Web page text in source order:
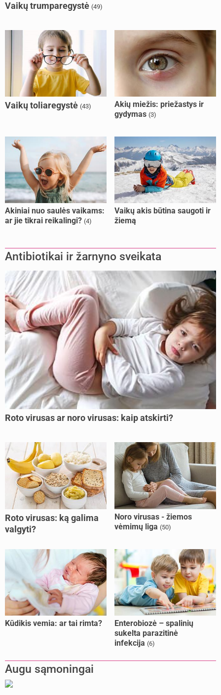
Vaikų trumparegystė (49)
Vaikų toliaregystė (43)
Akių miežis: priežastys ir
gydymas (3)
Akiniai nuo saulės vaikams:
ar jie tikrai reikalingi? (4)
Vaikų akis būtina saugoti ir
žiemą
Antibiotikai ir žarnyno sveikata
Roto virusas ar noro virusas: kaip atskirti?
Roto virusas: ką galima
valgyti?
Noro virusas - žiemos
vėmimų liga (50)
Kūdikis vemia: ar tai rimta?
Enterobiozė – spalinių
sukelta parazitinė
infekcija (6)
Augu sąmoningai